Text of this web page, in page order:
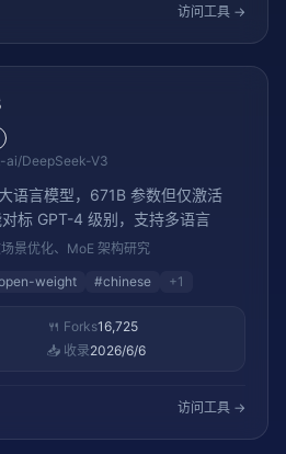
访问工具 →
ai/DeepSeek-V3
语言模型，671B 参数但仅激活
标 GPT-4 级别，支持多语言
景优化、MoE 架构研究
weight #chinese +1
🍴 Forks16,725
📥 收录2026/6/6
访问工具 →